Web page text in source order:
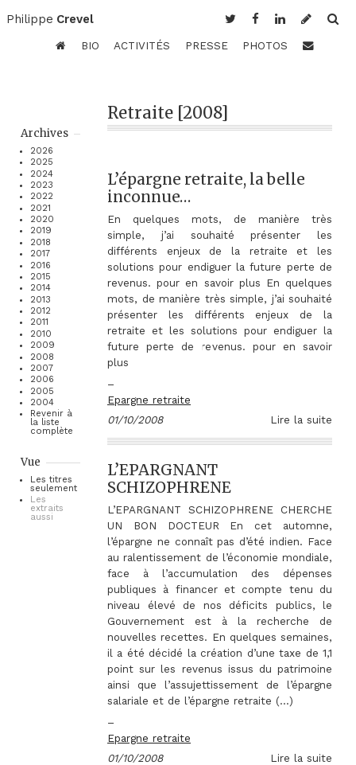
Philippe Crevel
BIO ACTIVITÉS PRESSE PHOTOS
Archives
2026
2025
2024
2023
2022
2021
2020
2019
2018
2017
2016
2015
2014
2013
2012
2011
2010
2009
2008
2007
2006
2005
2004
Revenir à
la liste
complète
Vue
Les titres
seulement
Les
extraits
aussi
Retraite [2008]
L’épargne retraite, la belle
inconnue…
En quelques mots, de manière très
simple, j’ai souhaité présenter les
différents enjeux de la retraite et les
solutions pour endiguer la future perte de
revenus. pour en savoir plus En quelques
mots, de manière très simple, j’ai souhaité
présenter les différents enjeux de la
retraite et les solutions pour endiguer la
future perte de revenus. pour en savoir
plus
–
Epargne retraite
01/10/2008
Lire la suite
L’EPARGNANT
SCHIZOPHRENE
L’EPARGNANT SCHIZOPHRENE CHERCHE
UN BON DOCTEUR En cet automne,
l’épargne ne connaît pas d’été indien. Face
au ralentissement de l’économie mondiale,
face à l’accumulation des dépenses
publiques à financer et compte tenu du
niveau élevé de nos déficits publics, le
Gouvernement est à la recherche de
nouvelles recettes. En quelques semaines,
il a été décidé la création d’une taxe de 1,1
point sur les revenus issus du patrimoine
ainsi que l’assujettissement de l’épargne
salariale et de l’épargne retraite (…)
–
Epargne retraite
01/10/2008
Lire la suite